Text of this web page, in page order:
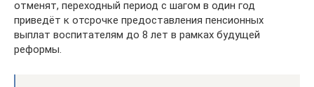
отменят, переходный период с шагом в один год
приведёт к отсрочке предоставления пенсионных
выплат воспитателям до 8 лет в рамках будущей
реформы.